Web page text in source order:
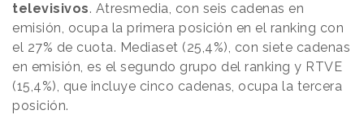
televisivos. Atresmedia, con seis cadenas en
emisión, ocupa la primera posición en el ranking con
el 27% de cuota. Mediaset (25,4%), con siete cadenas
en emisión, es el segundo grupo del ranking y RTVE
(15,4%), que incluye cinco cadenas, ocupa la tercera
posición.